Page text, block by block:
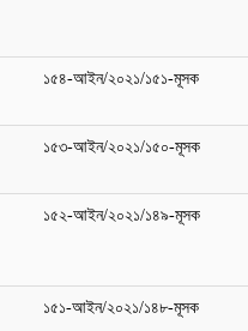
১৫৪-আইন/২০২১/১৫১-মূসক
১৫৩-আইন/২০২১/১৫০-মূসক
১৫২-আইন/২০২১/১৪৯-মূসক
১৫১-আইন/২০২১/১৪৮-মূসক